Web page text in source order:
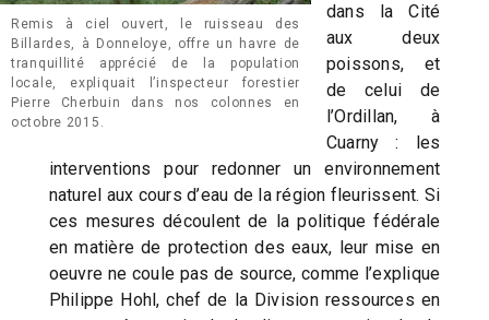
Remis à ciel ouvert, le ruisseau des
Billardes, à Donneloye, offre un havre de
tranquillité apprécié de la population
locale, expliquait l’inspecteur forestier
Pierre Cherbuin dans nos colonnes en
octobre 2015.
dans la Cité
aux deux
poissons, et
de celui de
l’Ordillan, à
Cuarny : les
interventions pour redonner un environnement
naturel aux cours d’eau de la région fleurissent. Si
ces mesures découlent de la politique fédérale
en matière de protection des eaux, leur mise en
oeuvre ne coule pas de source, comme l’explique
Philippe Hohl, chef de la Division ressources en